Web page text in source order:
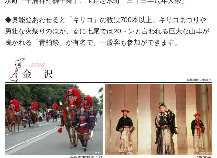
◆奥能登あわせると「キリコ」の数は700本以上。キリコまつりや
勇壮な火祭りのほか、春に七尾では20トンと言われる巨大な山車が
曳かれる「青柏祭」が有名で、一般客も参加ができます。